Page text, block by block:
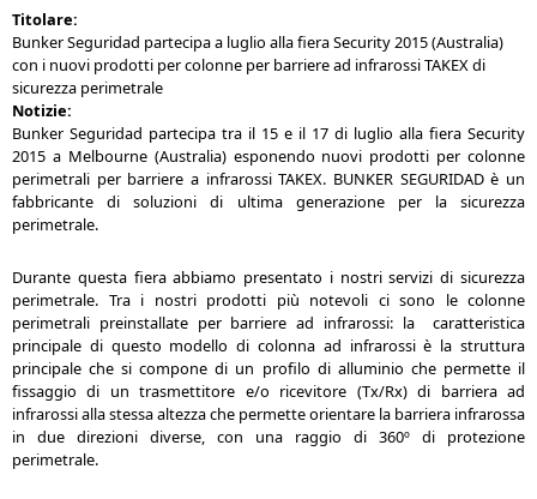
Titolare:
Bunker Seguridad partecipa a luglio alla fiera Security 2015 (Australia)
con i nuovi prodotti per colonne per barriere ad infrarossi TAKEX di
sicurezza perimetrale
Notizie:
Bunker Seguridad partecipa tra il 15 e il 17 di luglio alla fiera Security
2015 a Melbourne (Australia) esponendo nuovi prodotti per colonne
perimetrali per barriere a infrarossi TAKEX. BUNKER SEGURIDAD è un
fabbricante di soluzioni di ultima generazione per la sicurezza
perimetrale.
Durante questa fiera abbiamo presentato i nostri servizi di sicurezza
perimetrale. Tra i nostri prodotti più notevoli ci sono le colonne
perimetrali preinstallate per barriere ad infrarossi: la caratteristica
principale di questo modello di colonna ad infrarossi è la struttura
principale che si compone di un profilo di alluminio che permette il
fissaggio di un trasmettitore e/o ricevitore (Tx/Rx) di barriera ad
infrarossi alla stessa altezza che permette orientare la barriera infrarossa
in due direzioni diverse, con una raggio di 360º di protezione
perimetrale.